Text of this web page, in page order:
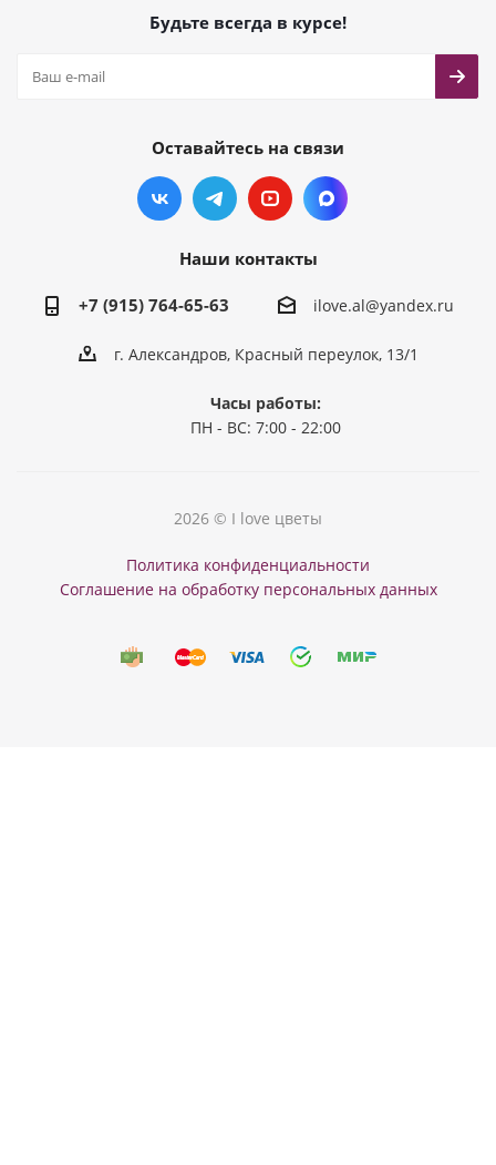
Будьте всегда в курсе!
Оставайтесь на связи
Наши контакты
+7 (915) 764-65-63 ilove.al@yandex.ru
г. Александров, Красный переулок, 13/1
Часы работы:
ПН - ВС: 7:00 - 22:00
2026 © I love цветы
Политика конфиденциальности
Соглашение на обработку персональных данных